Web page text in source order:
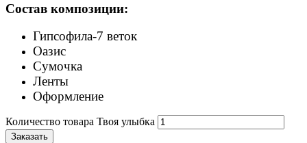
Состав композиции:
Гипсофила-7 веток
Оазис
Сумочка
Ленты
Оформление
Количество товара Твоя улыбка
Заказать